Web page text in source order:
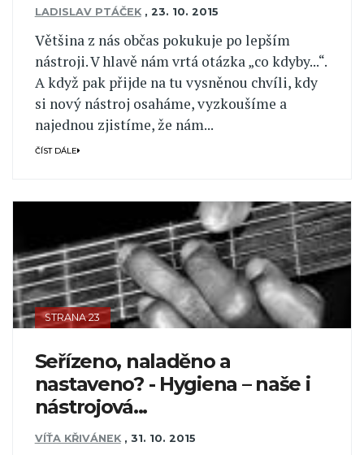
LADISLAV PTÁČEK , 23. 10. 2015
Většina z nás občas pokukuje po lepším
nástroji. V hlavě nám vrtá otázka „co kdyby...“.
A když pak přijde na tu vysněnou chvíli, kdy
si nový nástroj osaháme, vyzkoušíme a
najednou zjistíme, že nám...
ČÍST DÁLE
STRANA 23
Seřízeno, naladěno a
nastaveno? - Hygiena – naše i
nástrojová...
VÍŤA KŘIVÁNEK , 31. 10. 2015